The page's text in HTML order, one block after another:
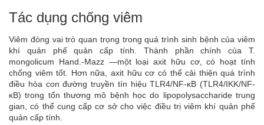
Tác dụng chống viêm
Viêm đóng vai trò quan trọng trong quá trình sinh bệnh của viêm
khí quản phế quản cấp tính. Thành phần chính của T.
mongolicum Hand.-Mazz —một loại axit hữu cơ, có hoạt tính
chống viêm tốt. Hơn nữa, axit hữu cơ có thể cải thiện quá trình
điều hòa con đường truyền tín hiệu TLR4/NF-κB (TLR4/IKK/NF-
κB) trong tổn thương mô bệnh học do lipopolysaccharide trung
gian, có thể cung cấp cơ sở cho việc điều trị viêm khí quản phế
quản cấp tính.